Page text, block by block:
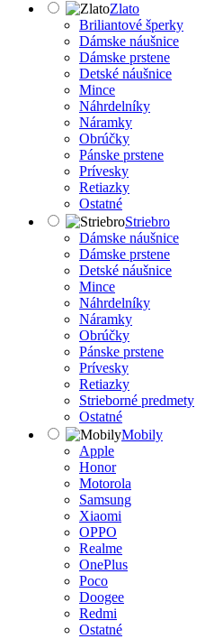
Zlato
Briliantové šperky
Dámske náušnice
Dámske prstene
Detské náušnice
Mince
Náhrdelníky
Náramky
Obrúčky
Pánske prstene
Prívesky
Retiazky
Ostatné
Striebro
Dámske náušnice
Dámske prstene
Detské náušnice
Mince
Náhrdelníky
Náramky
Obrúčky
Pánske prstene
Prívesky
Retiazky
Strieborné predmety
Ostatné
Mobily
Apple
Honor
Motorola
Samsung
Xiaomi
OPPO
Realme
OnePlus
Poco
Doogee
Redmi
Ostatné